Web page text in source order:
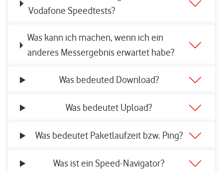
Vodafone Speedtests?
Was kann ich machen, wenn ich ein
anderes Messergebnis erwartet habe?
Was bedeuted Download?
Was bedeutet Upload?
Was bedeutet Paketlaufzeit bzw. Ping?
Was ist ein Speed-Navigator?